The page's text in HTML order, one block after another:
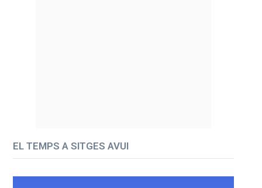
EL TEMPS A SITGES AVUI